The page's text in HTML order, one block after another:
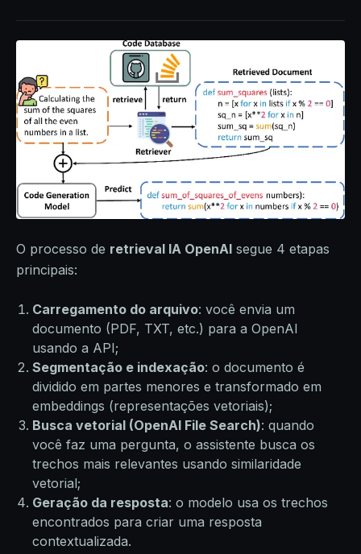
O processo de retrieval IA OpenAI segue 4 etapas
principais:
Carregamento do arquivo: você envia um
documento (PDF, TXT, etc.) para a OpenAI
usando a API;
Segmentação e indexação: o documento é
dividido em partes menores e transformado em
embeddings (representações vetoriais);
Busca vetorial (OpenAI File Search): quando
você faz uma pergunta, o assistente busca os
trechos mais relevantes usando similaridade
vetorial;
Geração da resposta: o modelo usa os trechos
encontrados para criar uma resposta
contextualizada.